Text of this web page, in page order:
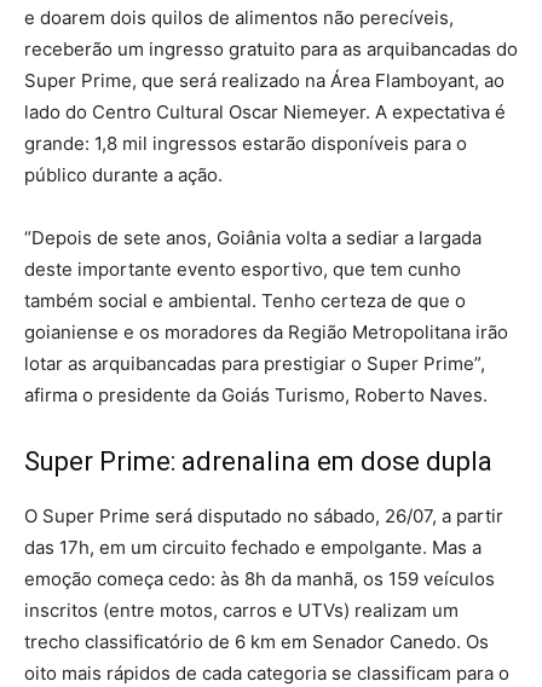
e doarem dois quilos de alimentos não perecíveis,
receberão um ingresso gratuito para as arquibancadas do
Super Prime, que será realizado na Área Flamboyant, ao
lado do Centro Cultural Oscar Niemeyer. A expectativa é
grande: 1,8 mil ingressos estarão disponíveis para o
público durante a ação.
“Depois de sete anos, Goiânia volta a sediar a largada
deste importante evento esportivo, que tem cunho
também social e ambiental. Tenho certeza de que o
goianiense e os moradores da Região Metropolitana irão
lotar as arquibancadas para prestigiar o Super Prime”,
afirma o presidente da Goiás Turismo, Roberto Naves.
Super Prime: adrenalina em dose dupla
O Super Prime será disputado no sábado, 26/07, a partir
das 17h, em um circuito fechado e empolgante. Mas a
emoção começa cedo: às 8h da manhã, os 159 veículos
inscritos (entre motos, carros e UTVs) realizam um
trecho classificatório de 6 km em Senador Canedo. Os
oito mais rápidos de cada categoria se classificam para o